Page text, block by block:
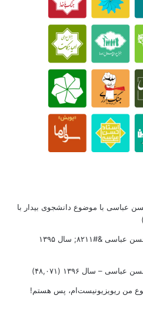
عباسی با موضوع دانشجوی بیدار با
&#۸۲۱۱; سال ۱۳۹۵
عباسی – سال ۱۳۹۶ (۴۸,۰۷۱)